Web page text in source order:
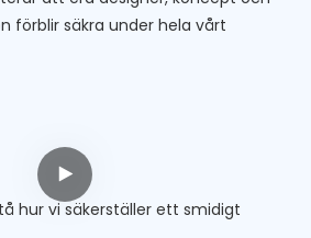
förblir säkra under hela vårt
hur vi säkerställer ett smidigt